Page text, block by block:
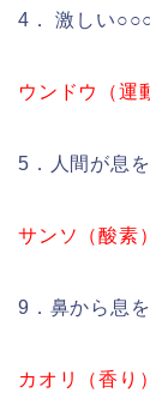
4． 激しい
ウンドウ（運
5．人間が息
サンソ（酸素）
9．鼻から息
カオリ（香り）